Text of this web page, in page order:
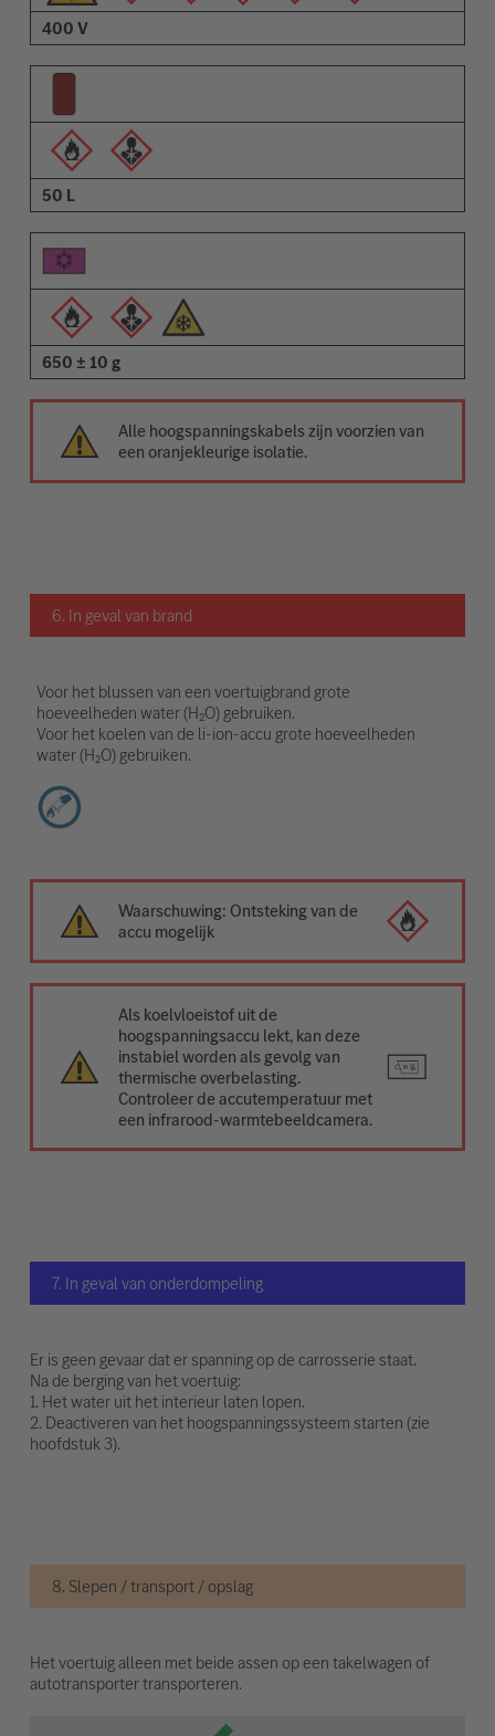
400 V
50 L
650 ± 10 g
Alle hoogspanningskabels zijn voorzien van
een oranjekleurige isolatie.
6. In geval van brand
Voor het blussen van een voertuigbrand grote
hoeveelheden water (H₂O) gebruiken.
Voor het koelen van de li-ion-accu grote hoeveelheden
water (H₂O) gebruiken.
Waarschuwing: Ontsteking van de
accu mogelijk
Als koelvloeistof uit de
hoogspanningsaccu lekt, kan deze
instabiel worden als gevolg van
thermische overbelasting.
Controleer de accutemperatuur met
een infrarood-warmtebeeldcamera.
7. In geval van onderdompeling
Er is geen gevaar dat er spanning op de carrosserie staat.
Na de berging van het voertuig:
1. Het water uit het interieur laten lopen.
2. Deactiveren van het hoogspanningssysteem starten (zie
hoofdstuk 3).
8. Slepen / transport / opslag
Het voertuig alleen met beide assen op een takelwagen of
autotransporter transporteren.